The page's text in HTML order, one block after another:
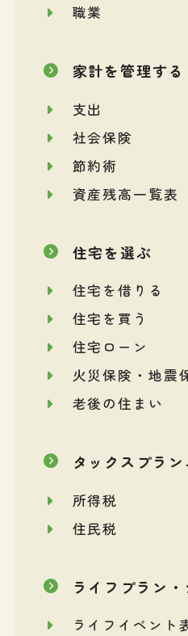
職業
家計を管理する
支出
社会保険
節約術
資産残高一覧表
住宅を選ぶ
住宅を借りる
住宅を買う
住宅ローン
火災保険・地震
老後の住まい
タックスプラ
所得税
住民税
ライフプラン
ライフイベント